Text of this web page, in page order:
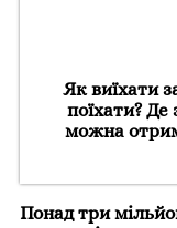
Як виїхати
поїхати?
можна
Понад три